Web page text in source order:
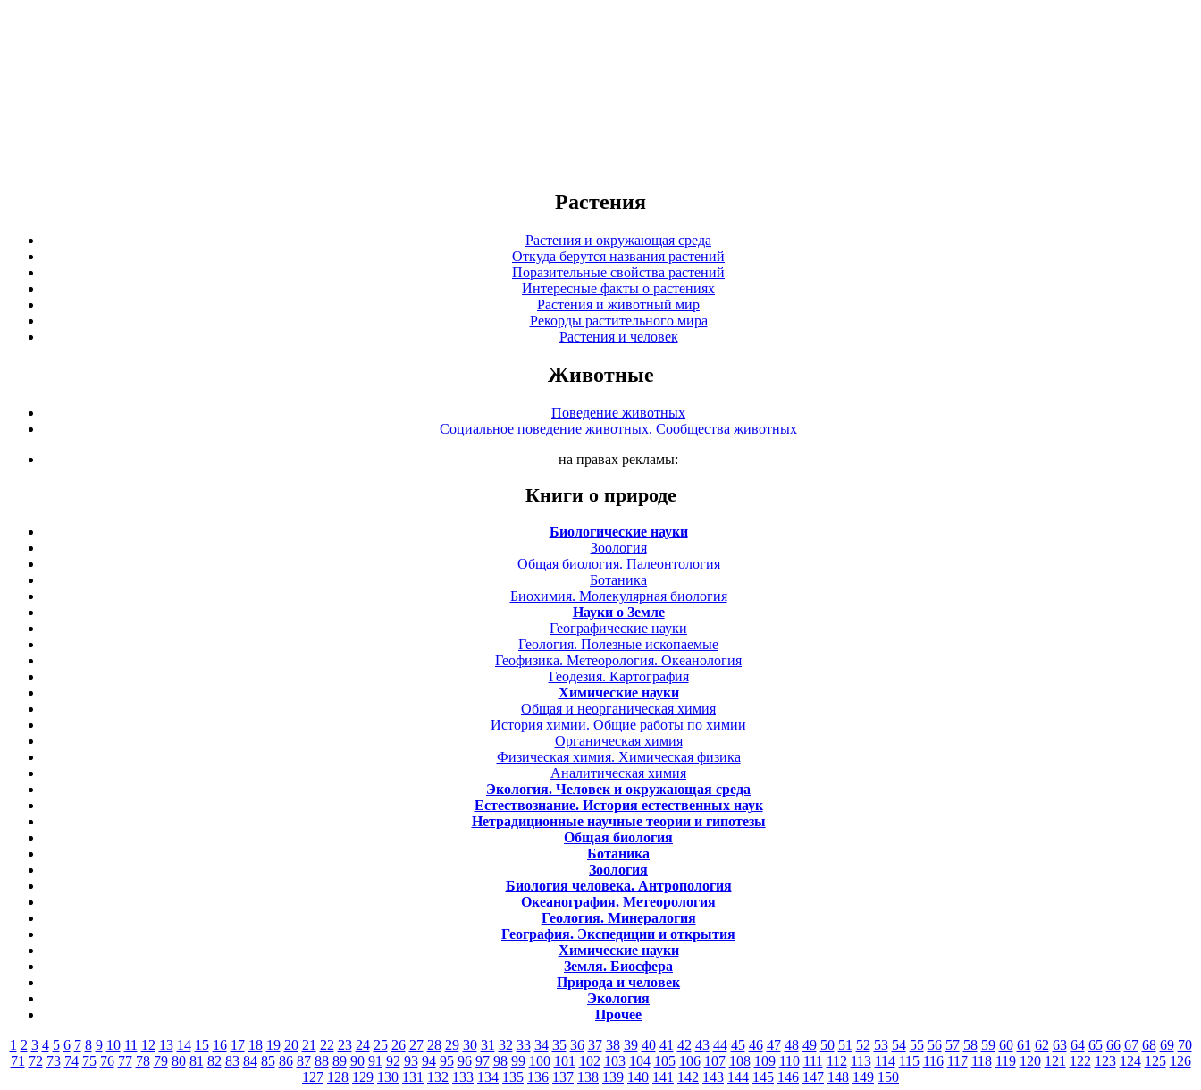
Растения
Растения и окружающая среда
Откуда берутся названия растений
Поразительные свойства растений
Интересные факты о растениях
Растения и животный мир
Рекорды растительного мира
Растения и человек
Животные
Поведение животных
Социальное поведение животных. Сообщества животных
на правах рекламы:
Книги о природе
Биологические науки
Зоология
Общая биология. Палеонтология
Ботаника
Биохимия. Молекулярная биология
Науки о Земле
Географические науки
Геология. Полезные ископаемые
Геофизика. Метеорология. Океанология
Геодезия. Картография
Химические науки
Общая и неорганическая химия
История химии. Общие работы по химии
Органическая химия
Физическая химия. Химическая физика
Аналитическая химия
Экология. Человек и окружающая среда
Естествознание. История естественных наук
Нетрадиционные научные теории и гипотезы
Общая биология
Ботаника
Зоология
Биология человека. Антропология
Океанография. Метеорология
Геология. Минералогия
География. Экспедиции и открытия
Химические науки
Земля. Биосфера
Природа и человек
Экология
Прочее
1 2 3 4 5 6 7 8 9 10 11 12 13 14 15 16 17 18 19 20 21 22 23 24 25 26 27 28 29 30 31 32 33 34 35 36 37 38 39 40 41 42 43 44 45 46 47 48 49 50 51 52 53 54 55 56 57 58 59 60 61 62 63 64 65 66 67 68 69 70
71 72 73 74 75 76 77 78 79 80 81 82 83 84 85 86 87 88 89 90 91 92 93 94 95 96 97 98 99 100 101 102 103 104 105 106 107 108 109 110 111 112 113 114 115 116 117 118 119 120 121 122 123 124 125 126
127 128 129 130 131 132 133 134 135 136 137 138 139 140 141 142 143 144 145 146 147 148 149 150